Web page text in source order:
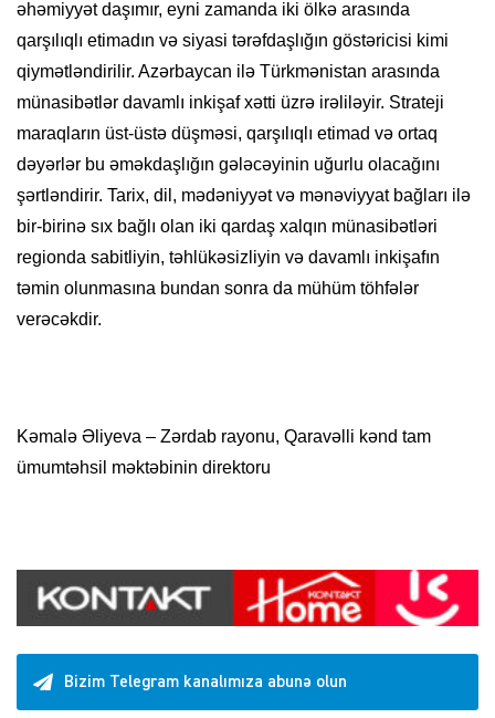
əhəmiyyət daşımır, eyni zamanda iki ölkə arasında
qarşılıqlı etimadın və siyasi tərəfdaşlığın göstəricisi kimi
qiymətləndirilir. Azərbaycan ilə Türkmənistan arasında
münasibətlər davamlı inkişaf xətti üzrə irəliləyir. Strateji
maraqların üst-üstə düşməsi, qarşılıqlı etimad və ortaq
dəyərlər bu əməkdaşlığın gələcəyinin uğurlu olacağını
şərtləndirir. Tarix, dil, mədəniyyət və mənəviyyat bağları ilə
bir-birinə sıx bağlı olan iki qardaş xalqın münasibətləri
regionda sabitliyin, təhlükəsizliyin və davamlı inkişafın
təmin olunmasına bundan sonra da mühüm töhfələr
verəcəkdir.
Kəmalə Əliyeva – Zərdab rayonu, Qaravəlli kənd tam
ümumtəhsil məktəbinin direktoru
Bizim Telegram kanalımıza abunə olun